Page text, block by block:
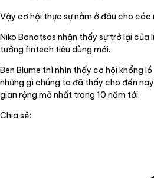
Vậy cơ hội thực sự nằm ở đâu cho các
Niko Bonatsos nhận thấy sự trở lại
tưởng fintech tiêu dùng mới.
Ben Blume thì nhìn thấy cơ hội khổng
những gì chúng ta đã thấy cho đến
gian rộng mở nhất trong 10 năm tới.
Chia sẻ: